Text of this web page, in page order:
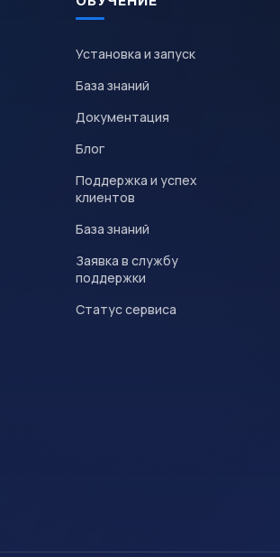
Установка и запуск
База знаний
Документация
Блог
Поддержка и успех
клиентов
База знаний
Заявка в службу
поддержки
Статус сервиса